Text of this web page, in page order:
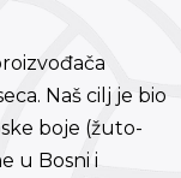
Naš cilj je bio
boje (žuto-
u Bosni i